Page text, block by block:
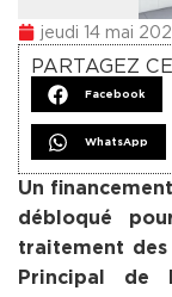
jeudi 14 mai
PARTAGEZ
Facebook
WhatsApp
Un
débloqué
traitement des
Principal de